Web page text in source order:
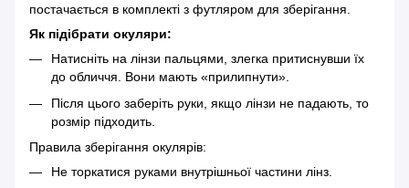
постачається в комплекті з футляром для зберігання.
Як підібрати окуляри:
Натисніть на лінзи пальцями, злегка притиснувши їх
до обличчя. Вони мають «прилипнути».
Після цього заберіть руки, якщо лінзи не падають, то
розмір підходить.
Правила зберігання окулярів:
Не торкатися руками внутрішньої частини лінз.